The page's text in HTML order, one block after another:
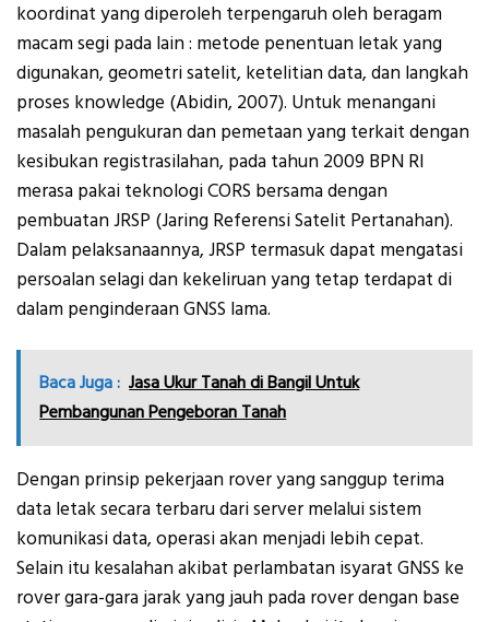
koordinat yang diperoleh terpengaruh oleh beragam
macam segi pada lain : metode penentuan letak yang
digunakan, geometri satelit, ketelitian data, dan langkah
proses knowledge (Abidin, 2007). Untuk menangani
masalah pengukuran dan pemetaan yang terkait dengan
kesibukan registrasilahan, pada tahun 2009 BPN RI
merasa pakai teknologi CORS bersama dengan
pembuatan JRSP (Jaring Referensi Satelit Pertanahan).
Dalam pelaksanaannya, JRSP termasuk dapat mengatasi
persoalan selagi dan kekeliruan yang tetap terdapat di
dalam penginderaan GNSS lama.
Baca Juga : Jasa Ukur Tanah di Bangil Untuk
Pembangunan Pengeboran Tanah
Dengan prinsip pekerjaan rover yang sanggup terima
data letak secara terbaru dari server melalui sistem
komunikasi data, operasi akan menjadi lebih cepat.
Selain itu kesalahan akibat perlambatan isyarat GNSS ke
rover gara-gara jarak yang jauh pada rover dengan base